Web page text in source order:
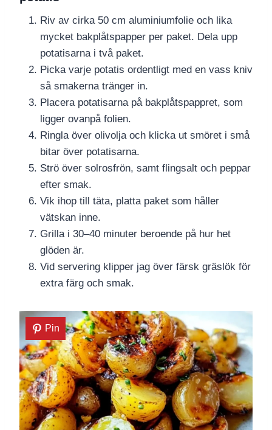
Riv av cirka 50 cm aluminiumfolie och lika
mycket bakplåtspapper per paket. Dela upp
potatisarna i två paket.
Picka varje potatis ordentligt med en vass kniv
så smakerna tränger in.
Placera potatisarna på bakplåtspappret, som
ligger ovanpå folien.
Ringla över olivolja och klicka ut smöret i små
bitar över potatisarna.
Strö över solrosfrön, samt flingsalt och peppar
efter smak.
Vik ihop till täta, platta paket som håller
vätskan inne.
Grilla i 30–40 minuter beroende på hur het
glöden är.
Vid servering klipper jag över färsk gräslök för
extra färg och smak.
Pin